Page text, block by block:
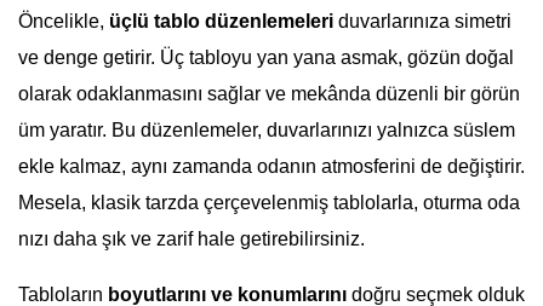
Öncelikle, üçlü tablo düzenlemeleri duvarlarınıza simetri
ve denge getirir. Üç tabloyu yan yana asmak, gözün doğal
olarak odaklanmasını sağlar ve mekânda düzenli bir görün
üm yaratır. Bu düzenlemeler, duvarlarınızı yalnızca süslem
ekle kalmaz, aynı zamanda odanın atmosferini de değiştirir.
Mesela, klasik tarzda çerçevelenmiş tablolarla, oturma oda
nızı daha şık ve zarif hale getirebilirsiniz.
Tabloların boyutlarını ve konumlarını doğru seçmek olduk